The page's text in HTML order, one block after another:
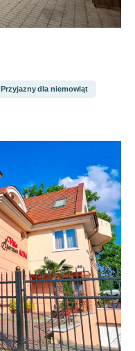
Przyjazny dla niemowląt